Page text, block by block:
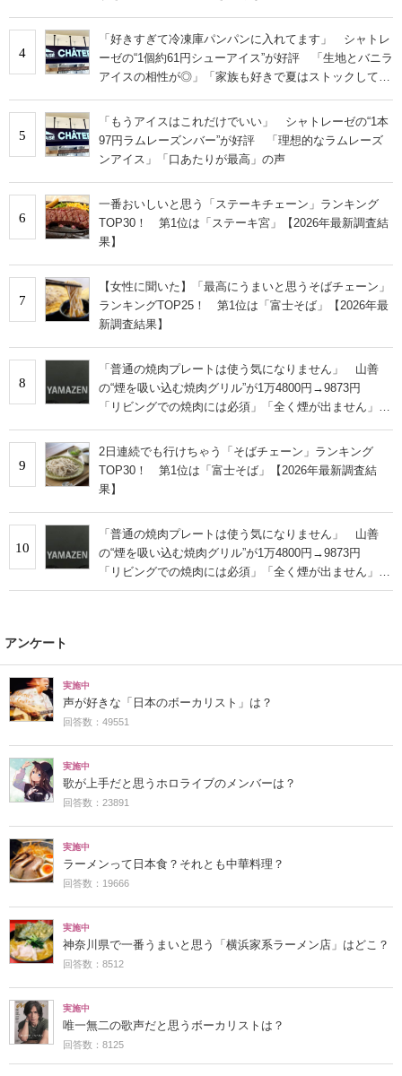
4
「好きすぎて冷凍庫パンパンに入れてます」 シャトレ
ーゼの“1個約61円シューアイス”が好評 「生地とバニラ
アイスの相性が◎」「家族も好きで夏はストックして
5
「もうアイスはこれだけでいい」 シャトレーゼの“1本
97円ラムレーズンバー”が好評 「理想的なラムレーズ
ンアイス」「口あたりが最高」の声
6
一番おいしいと思う「ステーキチェーン」ランキング
TOP30！ 第1位は「ステーキ宮」【2026年最新調査結
果】
7
【女性に聞いた】「最高にうまいと思うそばチェーン」
ランキングTOP25！ 第1位は「富士そば」【2026年最
新調査結果】
8
「普通の焼肉プレートは使う気になりません」 山善
の“煙を吸い込む焼肉グリル”が1万4800円→9873円
「リビングでの焼肉には必須」「全く煙が出ません」と
9
2日連続でも行けちゃう「そばチェーン」ランキング
TOP30！ 第1位は「富士そば」【2026年最新調査結
果】
10
「普通の焼肉プレートは使う気になりません」 山善
の“煙を吸い込む焼肉グリル”が1万4800円→9873円
「リビングでの焼肉には必須」「全く煙が出ません」と
絶賛
アンケート
実施中
声が好きな「日本のボーカリスト」は？
回答数：49551
実施中
歌が上手だと思うホロライブのメンバーは？
回答数：23891
実施中
ラーメンって日本食？それとも中華料理？
回答数：19666
実施中
神奈川県で一番うまいと思う「横浜家系ラーメン店」はどこ？
回答数：8512
実施中
唯一無二の歌声だと思うボーカリストは？
回答数：8125